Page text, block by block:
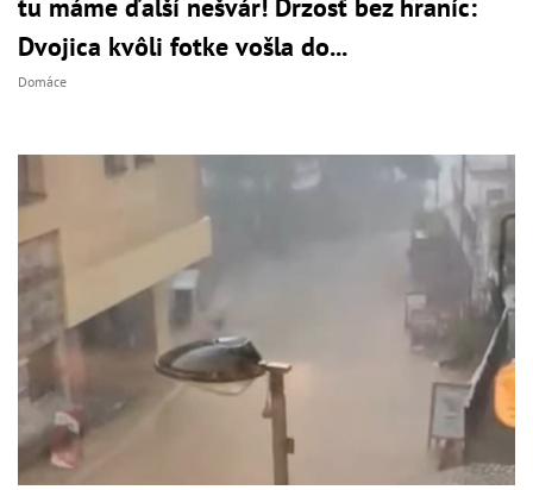
tu máme ďalší nešvár! Drzosť bez hraníc:
Dvojica kvôli fotke vošla do...
Domáce